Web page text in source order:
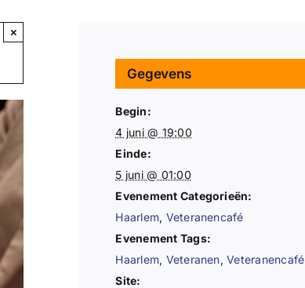
×
Gegevens
Begin:
4 juni @ 19:00
Einde:
5 juni @ 01:00
Evenement Categorieën:
Haarlem, Veteranencafé
Evenement Tags:
Haarlem, Veteranen,Veteranencafé
Site: